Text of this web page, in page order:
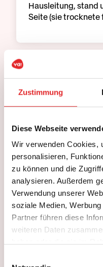
Zustimmung
Diese Webseite
Wir verwenden Cookies,
personalisieren,
zu können und die
analysieren. Außerdem
Verwendung unserer
soziale Medien,
Partner führen diese
weiteren Daten
Hausleitung, stand
Seite (sie trocknete
WILDFANG E.V.
Berlin
legendären Pizza &
Übungshang
sind dabei
PEILSTEINHOF 02/
NMS
Es war wie immer